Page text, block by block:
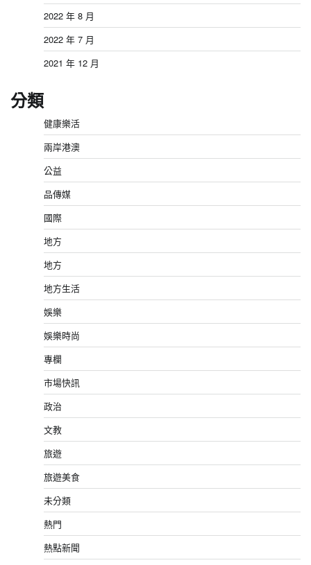
2022 年 8 月
2022 年 7 月
2021 年 12 月
分類
健康樂活
兩岸港澳
公益
品傳媒
國際
地方
地方
地方生活
娛樂
娛樂時尚
專欄
市場快訊
政治
文教
旅遊
旅遊美食
未分類
熱門
熱點新聞